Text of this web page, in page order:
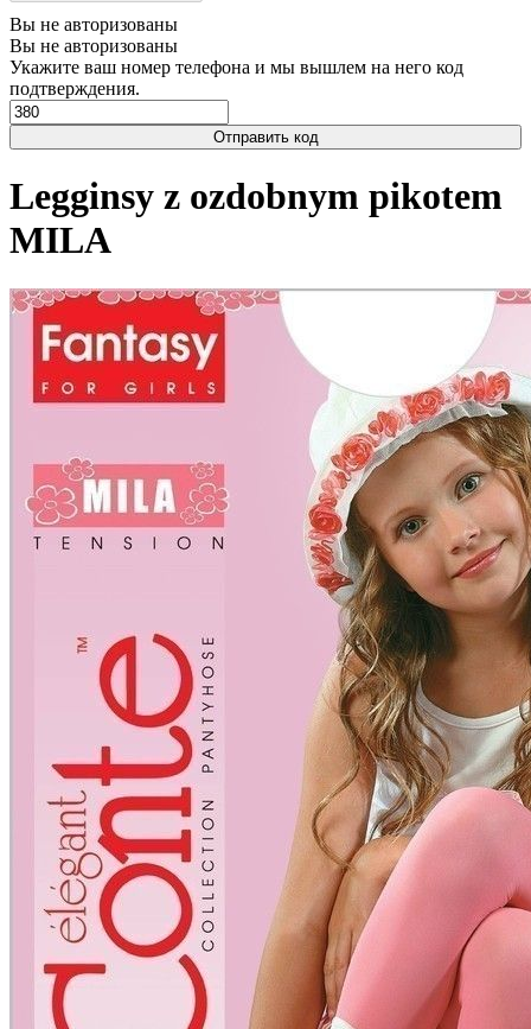
Вы не авторизованы
Вы не авторизованы
Укажите ваш номер телефона и мы вышлем на него код
подтверждения.
Отправить код
Legginsy z ozdobnym pikotem
MILA